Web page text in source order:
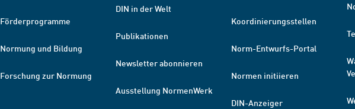
Förderprogramme
Normung und Bildung
Forschung zur Normung
DIN in der Welt
Publikationen
Newsletter abonnieren
Ausstellung NormenWerk
Koordinierungsstellen
Norm-Entwurfs-Portal
Normen initiieren
DIN-Anzeiger